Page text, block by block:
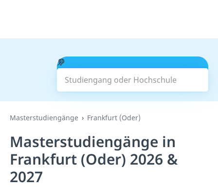
Studiengang oder Hochschule
Suchen
Masterstudiengänge Frankfurt (Oder)
Masterstudiengänge in
Frankfurt (Oder) 2026 &
2027